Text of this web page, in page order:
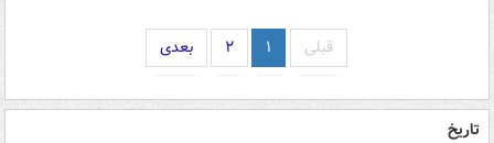
قبلی ۱ ۲ بعدی
تاریخ